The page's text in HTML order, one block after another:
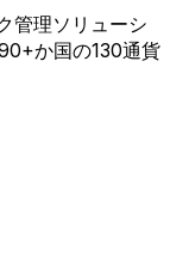
管理ソリューシ
か国の130通貨